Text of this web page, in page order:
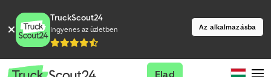
TruckScout24
Ingyenes az üzletben Az alkalmazásba
Elad